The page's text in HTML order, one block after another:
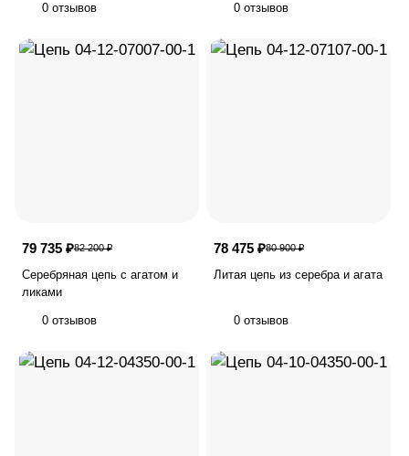
0 отзывов 0 отзывов
79 735 ₽82 200 ₽
Серебряная цепь с агатом и
ликами
0 отзывов
78 475 ₽80 900 ₽
Литая цепь из серебра и агата
0 отзывов